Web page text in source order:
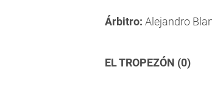
Árbitro: Alejandro
EL TROPEZÓN (0)